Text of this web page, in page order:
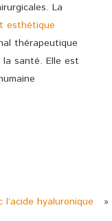
La
esthétique
thérapeutique
santé. Elle est
hyaluronique »